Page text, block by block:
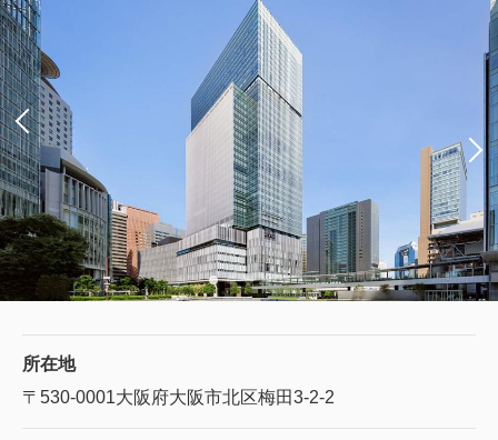
所在地
〒530-0001大阪府大阪市北区梅田3-2-2